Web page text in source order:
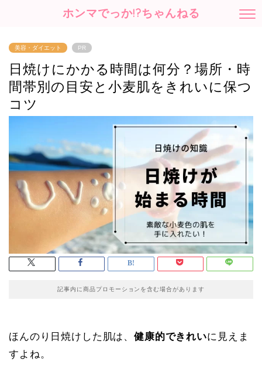
ホンマでっか!?ちゃんねる
美容・ダイエット PR
日焼けにかかる時間は何分？場所・時
間帯別の目安と小麦肌をきれいに保つ
コツ
記事内に商品プロモーションを含む場合があります
ほんのり日焼けした肌は、健康的できれいに見えま
すよね。